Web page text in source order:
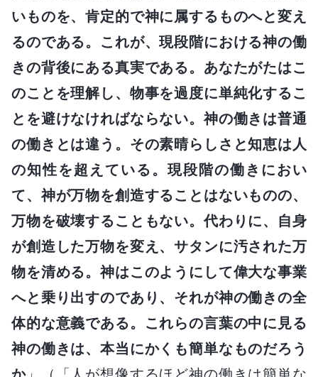
いものを、肯定的で神に属するものへと変え
るのである。これが、現段階における神の働
きの背後にある真実である。あなたがたはこ
のことを理解し、物事を過度に単純化するこ
とを避けなければならない。神の働きは普通
の働きとは違う。その素晴らしさと知恵は人
の知性を超えている。現段階の働きにおい
て、神が万物を創造することはないものの、
万物を破壊することもない。代わりに、自身
が創造した万物を変え、サタンに汚された万
物を清める。神はこのようにして偉大な事業
へと乗り出すのであり、それが神の働きの全
体的な意義である。これらの言葉の中に見る
神の働きは、本当にかくも簡単なものだろう